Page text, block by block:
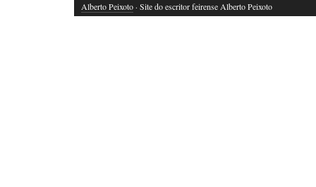
Alberto Peixoto · Site do escritor feirense Alberto Peixoto